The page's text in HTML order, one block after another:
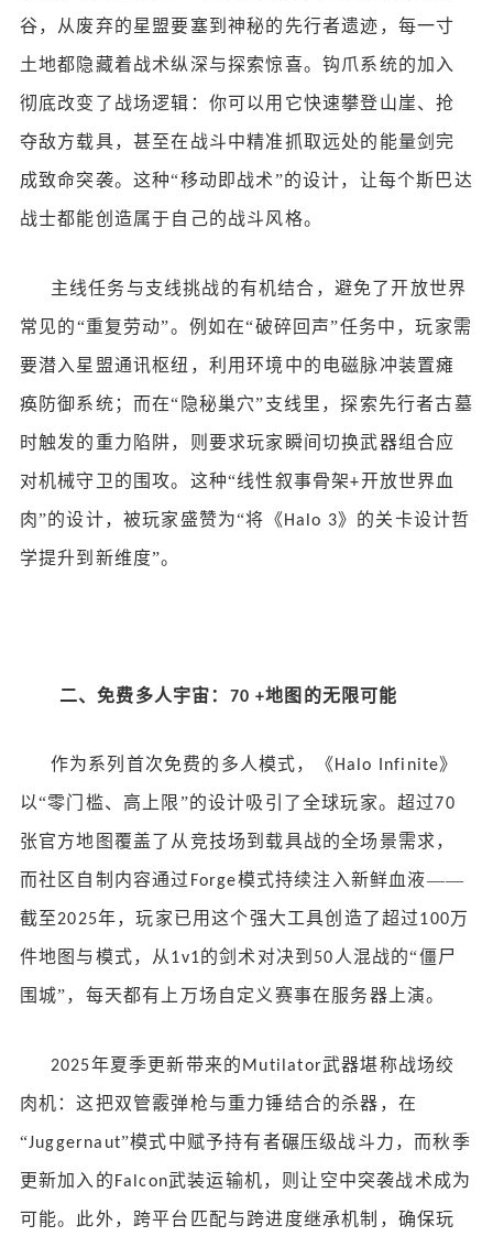
谷，从废弃的星盟要塞到神秘的先行者遗迹，每一寸
土地都隐藏着战术纵深与探索惊喜。钩爪系统的加入
彻底改变了战场逻辑：你可以用它快速攀登山崖、抢
夺敌方载具，甚至在战斗中精准抓取远处的能量剑完
成致命突袭。这种“移动即战术”的设计，让每个斯巴达
战士都能创造属于自己的战斗风格。
主线任务与支线挑战的有机结合，避免了开放世界
常见的“重复劳动”。例如在“破碎回声”任务中，玩家需
要潜入星盟通讯枢纽，利用环境中的电磁脉冲装置瘫
痪防御系统；而在“隐秘巢穴”支线里，探索先行者古墓
时触发的重力陷阱，则要求玩家瞬间切换武器组合应
对机械守卫的围攻。这种“线性叙事骨架+开放世界血
肉”的设计，被玩家盛赞为“将《 Halo 3》的关卡设计哲
学提升到新维度”。
二、免费多人宇宙： 70 +地图的无限可能
作为系列首次免费的多人模式，《Halo Infinite》
以“零门槛、高上限”的设计吸引了全球玩家。超过70
张官方地图覆盖了从竞技场到载具战的全场景需求，
而社区自制内容通过 Forge模式持续注入新鲜血液——
截至2025年，玩家已用这个强大工具创造了超过100万
件地图与模式，从 1v1的剑术对决到 50 人混战的“僵尸
围城”，每天都有上万场自定义赛事在服务器上演。
2025年夏季更新带来的 Mutilator武器堪称战场绞
肉机：这把双管霰弹枪与重力锤结合的杀器，在
“Juggernaut”模式中赋予持有者碾压级战斗力，而秋季
更新加入的 Falcon武装运输机，则让空中突袭战术成为
可能。此外，跨平台匹配与跨进度继承机制，确保玩